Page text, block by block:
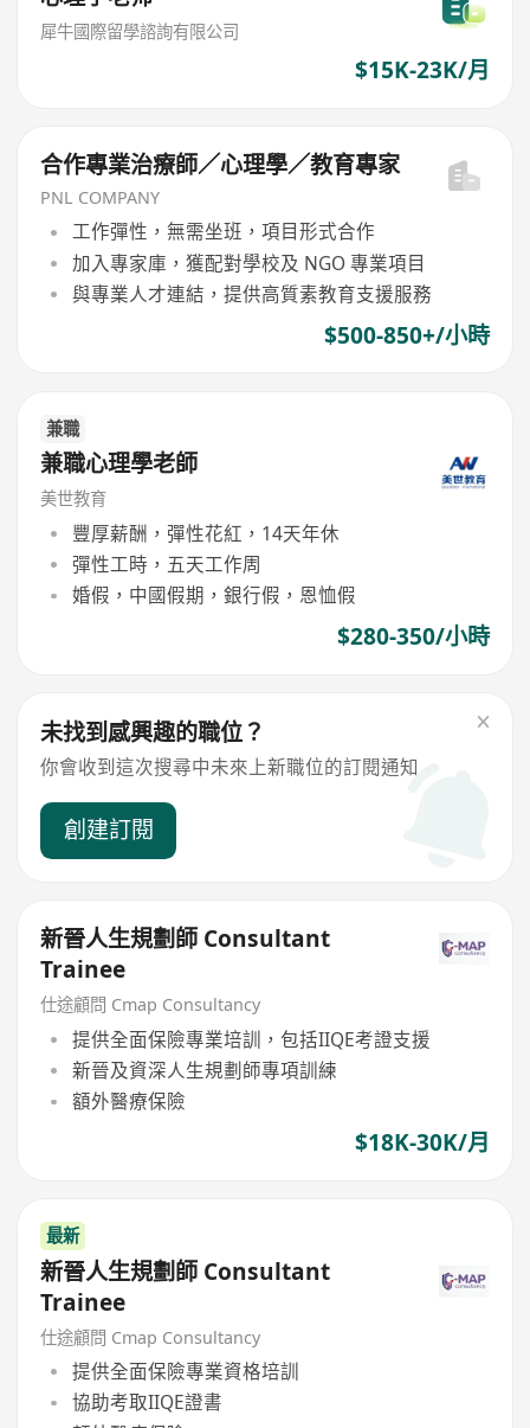
犀牛國際留學諮詢有限公司
$15K-23K/月
合作專業治療師／心理學／教育專家
PNL COMPANY
工作彈性，無需坐班，項目形式合作
加入專家庫，獲配對學校及 NGO 專業項目
與專業人才連結，提供高質素教育支援服務
$500-850+/小時
兼職
兼職心理學老師
美世教育
豐厚薪酬，彈性花紅，14天年休
彈性工時，五天工作周
婚假，中國假期，銀行假，恩恤假
$280-350/小時
未找到感興趣的職位？
你會收到這次搜尋中未來上新職位的訂閱通知
創建訂閱
新晉人生規劃師 Consultant
Trainee
仕途顧問 Cmap Consultancy
提供全面保險專業培訓，包括IIQE考證支援
新晉及資深人生規劃師專項訓練
額外醫療保險
$18K-30K/月
最新
新晉人生規劃師 Consultant
Trainee
仕途顧問 Cmap Consultancy
提供全面保險專業資格培訓
協助考取IIQE證書